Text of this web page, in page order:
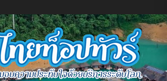
USACCOUNT
POLICY
AND
CONDITIONS
แพ็คเกจ
ทัวร์
ทั้งหมด
ต้อนรับ
สู่
ไทย
ท็อป
ทัวร์
กับ
เรา
ทัวร์
ทั้งหมด